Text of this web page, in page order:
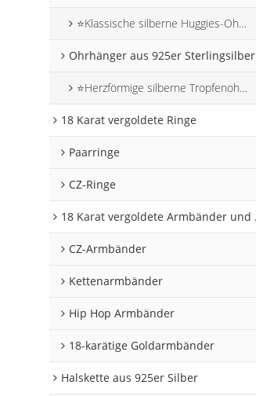
⭐Klassische silberne Huggies-Ohrringe
Ohrhänger aus 925er Sterlingsilber
⭐Herzförmige silberne Tropfenohrringe
18 Karat vergoldete Ringe
Paarringe
CZ-Ringe
18 Karat vergoldete Armbänder und Armreifen
CZ-Armbänder
Kettenarmbänder
Hip Hop Armbänder
18-karätige Goldarmbänder
Halskette aus 925er Silber